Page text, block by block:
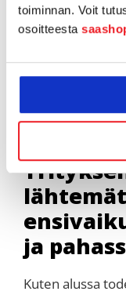
toiminnan. Voit
osoitteesta
LiquidBlox
suomeksi ja
englanniksi.
ja
Kuten alussa